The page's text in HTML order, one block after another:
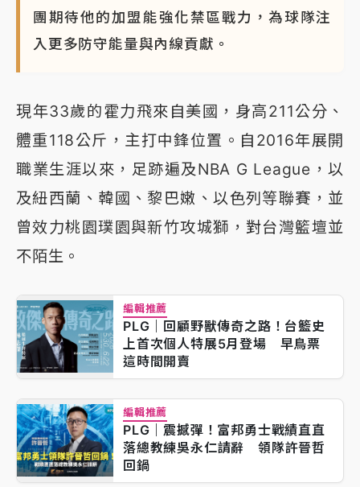
團期待他的加盟能強化禁區戰力，為球隊注
入更多防守能量與內線貢獻。
現年33歲的霍力飛來自美國，身高211公分、
體重118公斤，主打中鋒位置。自2016年展開
職業生涯以來，足跡遍及NBA G League，以
及紐西蘭、韓國、黎巴嫩、以色列等聯賽，並
曾效力桃園璞園與新竹攻城獅，對台灣籃壇並
不陌生。
編輯推薦
PLG｜回顧野獸傳奇之路！台籃史
上首次個人特展5月登場 早鳥票
這時間開賣
編輯推薦
PLG｜震撼彈！富邦勇士戰績直直
落總教練吳永仁請辭 領隊許晉哲
回鍋